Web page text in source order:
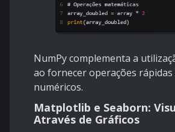
NumPy complementa a
ao fornecer operações rápidas
numéricos.
Matplotlib e Seaborn:
Através de Gráficos